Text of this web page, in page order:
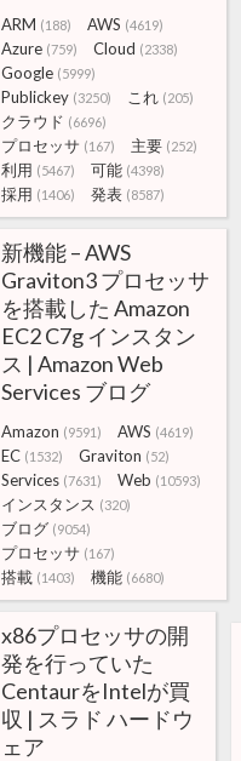
ARM (188) AWS (4619)
Azure (759) Cloud (2338)
Google (5999)
Publickey (3250) これ (205)
クラウド (6696)
プロセッサ (167) 主要 (252)
利用 (5467) 可能 (4398)
採用 (1406) 発表 (8587)
新機能 – AWS
Graviton3 プロセッサ
を搭載した Amazon
EC2 C7g インスタン
ス | Amazon Web
Services ブログ
Amazon (9591) AWS (4619)
EC (1532) Graviton (52)
Services (7631) Web (10593)
インスタンス (320)
ブログ (9054)
プロセッサ (167)
搭載 (1403) 機能 (6680)
x86プロセッサの開
発を行っていた
CentaurをIntelが買
収 | スラド ハードウ
ェア